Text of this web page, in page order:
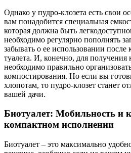
Однако у пудро-клозета есть свои
вам понадобится специальная
которая должна быть
необходимо регулярно пополнять
забывать о ее использовании
туалета. И, конечно, для получения
необходимо правильно
компостирования. Но если вы
хлопотам, то пудро-клозет станет
вашей дачи.
Биотуалет: Мобильность и
компактном исполнении
Биотуалет – это максимально